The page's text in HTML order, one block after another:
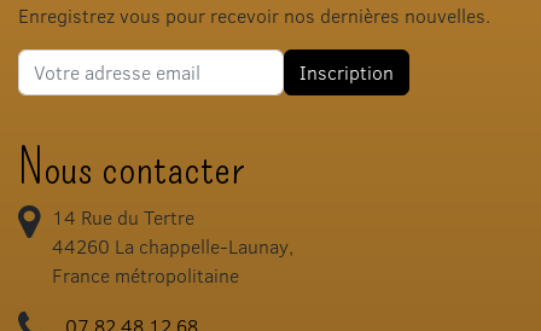
Enregistrez vous pour recevoir nos dernières nouvelles.
Adresse e-mail
Inscription
Nous contacter
14 Rue du Tertre
44260 La chappelle-Launay,
France métropolitaine
07.82.48.12.68